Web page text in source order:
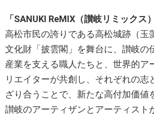
「SANUKI ReMIX（讃岐リミックス
高松市民の誇りである高松城跡（玉
文化財「披雲閣」を舞台に、讃岐の
産業を支える職人たちと、世界的ア
リエイターが共創し、それぞれの志
ざり合うことで、新たな高付加価値
讃岐のアーティザンとアーティスト